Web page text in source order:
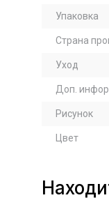
Упаковка
Страна
Уход
Доп.
Рисунок
Цвет